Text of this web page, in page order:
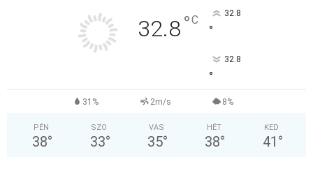
32.8°C 32.8
°
32.8
°
31% 2m/s 8%
PÉN
38°
SZO
33°
VAS
35°
HÉT
38°
KED
41 °